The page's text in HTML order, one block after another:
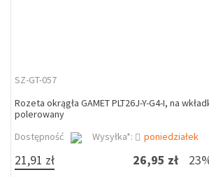
SZ-GT-057
Rozeta okrągła GAMET PLT26J-Y-G4-I, na
polerowany
Dostępność
Wysyłka*: poniedziałek
21,91 zł 26,95 zł